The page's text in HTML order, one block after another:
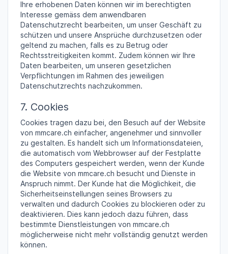
Ihre erhobenen Daten können wir im berechtigten
Interesse gemäss dem anwendbaren
Datenschutzrecht bearbeiten, um unser Geschäft zu
schützen und unsere Ansprüche durchzusetzen oder
geltend zu machen, falls es zu Betrug oder
Rechtsstreitigkeiten kommt. Zudem können wir Ihre
Daten bearbeiten, um unseren gesetzlichen
Verpflichtungen im Rahmen des jeweiligen
Datenschutzrechts nachzukommen.
7. Cookies
Cookies tragen dazu bei, den Besuch auf der Website
von mmcare.ch einfacher, angenehmer und sinnvoller
zu gestalten. Es handelt sich um Informationsdateien,
die automatisch vom Webbrowser auf der Festplatte
des Computers gespeichert werden, wenn der Kunde
die Website von mmcare.ch besucht und Dienste in
Anspruch nimmt. Der Kunde hat die Möglichkeit, die
Sicherheitseinstellungen seines Browsers zu
verwalten und dadurch Cookies zu blockieren oder zu
deaktivieren. Dies kann jedoch dazu führen, dass
bestimmte Dienstleistungen von mmcare.ch
möglicherweise nicht mehr vollständig genutzt werden
können.